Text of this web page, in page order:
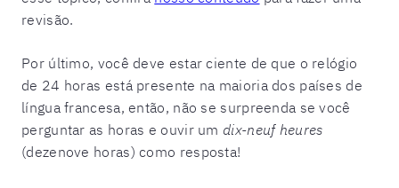
revisão.
Por último, você deve estar ciente de que o relógio
de 24 horas está presente na maioria dos países de
língua francesa, então, não se surpreenda se você
perguntar as horas e ouvir um dix-neuf heures
(dezenove horas) como resposta!